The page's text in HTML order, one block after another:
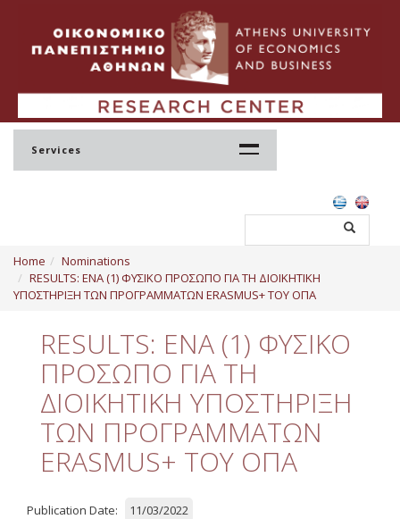
Services
Profile
Regulation
Administration
Staff
Quality
ETHICS
Useful Links
Home
Nominations
RESULTS: ΕΝΑ (1) ΦΥΣΙΚΟ ΠΡΟΣΩΠΟ ΓΙΑ ΤΗ ΔΙΟΙΚΗΤΙΚΗ
ΥΠΟΣΤΗΡΙΞΗ ΤΩΝ ΠΡΟΓΡΑΜΜΑΤΩΝ ERASMUS+ ΤΟΥ ΟΠΑ
RESULTS: ΕΝΑ (1) ΦΥΣΙΚΟ
ΠΡΟΣΩΠΟ ΓΙΑ ΤΗ
ΔΙΟΙΚΗΤΙΚΗ ΥΠΟΣΤΗΡΙΞΗ
ΤΩΝ ΠΡΟΓΡΑΜΜΑΤΩΝ
ERASMUS+ ΤΟΥ ΟΠΑ
Publication Date: 11/03/2022